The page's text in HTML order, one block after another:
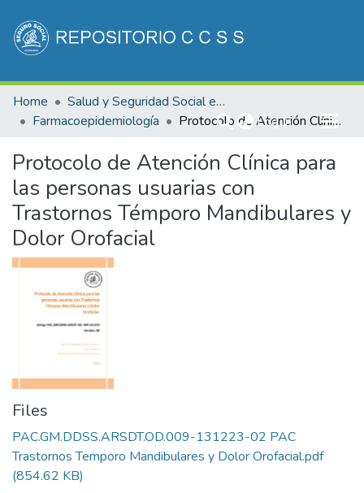
Log In(current)
Communities & Collections
All of DSpace
Home
Salud y Seguridad Social en Costa Rica
Farmacoepidemiología
Protocolo de Atención Clínica para las personas usuarias con Trastornos Témporo Mandibulares y Dolor Orofacial
Protocolo de Atención Clínica para
las personas usuarias con
Trastornos Témporo Mandibulares y
Dolor Orofacial
Files
PAC.GM.DDSS.ARSDT.OD.009-131223-02 PAC
Trastornos Temporo Mandibulares y Dolor Orofacial.pdf
(854.62 KB)